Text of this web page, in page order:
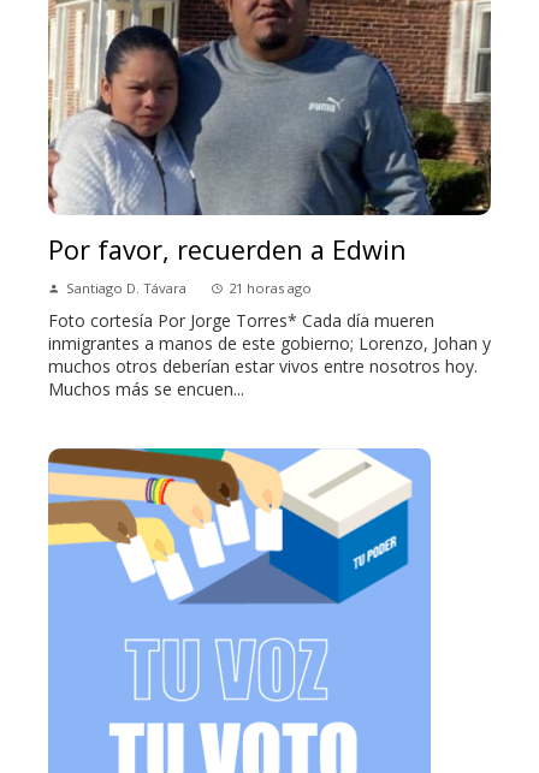
Por favor, recuerden a Edwin
Santiago D. Távara 21 horas ago
Foto cortesía Por Jorge Torres* Cada día mueren
inmigrantes a manos de este gobierno; Lorenzo, Johan y
muchos otros deberían estar vivos entre nosotros hoy.
Muchos más se encuen...